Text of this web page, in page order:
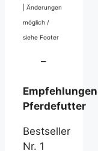
Änderungen
möglich /
siehe Footer
–
Empfehlungen
Pferdefutter
Bestseller
Nr. 1